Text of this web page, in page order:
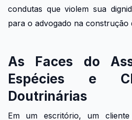
condutas que violem sua
para o advogado na construção
As Faces do
Espécies e
Doutrinárias
Em um escritório, um